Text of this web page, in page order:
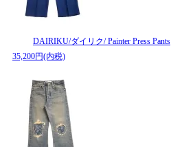
DAIRIKU/ダイリク/ Painter Press Pants
35,200円(内税)